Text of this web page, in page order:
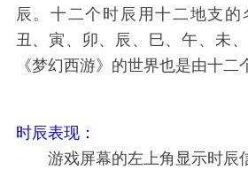
辰。十二个时辰用十二地支的
丑、寅、卯、辰、巳、午、未
《梦幻西游》的世界也是由十二
时辰表现：
游戏屏幕的左上角显示时辰